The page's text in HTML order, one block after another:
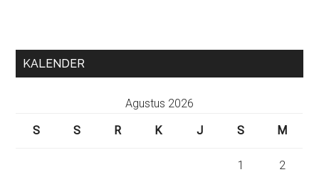
KALENDER
Agustus 2026
S
S R K J S M
1 2